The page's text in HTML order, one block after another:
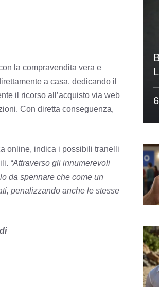
la compravendita vera e
a casa, dedicando il
il ricorso all’acquisto via web
Con diretta conseguenza,
online, indica i possibili tranelli
“Attraverso gli innumerevoli
da spennare che come un
penalizzando anche le stesse